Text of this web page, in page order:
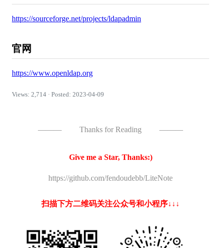
https://sourceforge.net/projects/ldapadmin
官网
https://www.openldap.org
Views: 2,714 · Posted: 2023-04-09
——— Thanks for Reading ———
Give me a Star, Thanks:)
https://github.com/fendoudebb/LiteNote
扫描下方二维码关注公众号和小程序↓↓↓